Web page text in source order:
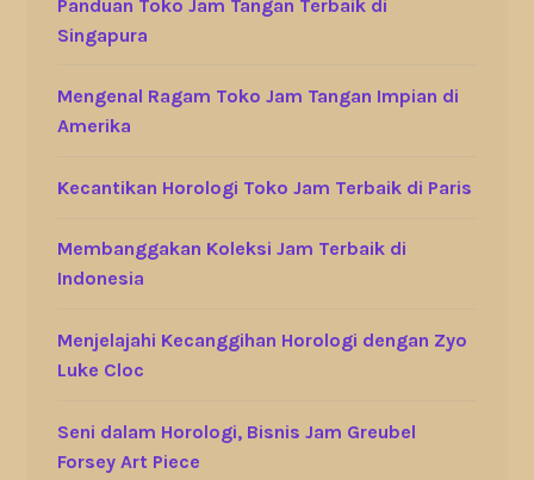
Panduan Toko Jam Tangan Terbaik di
Singapura
Mengenal Ragam Toko Jam Tangan Impian di
Amerika
Kecantikan Horologi Toko Jam Terbaik di Paris
Membanggakan Koleksi Jam Terbaik di
Indonesia
Menjelajahi Kecanggihan Horologi dengan Zyo
Luke Cloc
Seni dalam Horologi, Bisnis Jam Greubel
Forsey Art Piece